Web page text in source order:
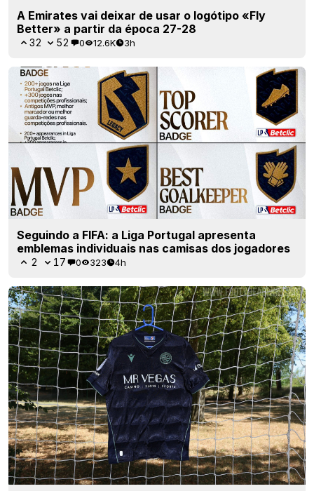
A Emirates vai deixar de usar o logótipo «Fly
Better» a partir da época 27-28
32 52 0 12.6K 3h
Seguindo a FIFA: a Liga Portugal apresenta
emblemas individuais nas camisas dos jogadores
2 17 0 323 4h